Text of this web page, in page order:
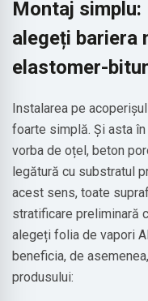
Montaj simplu:
alegeți bariera
elastomer-
Instalarea pe
foarte simplă. Și asta
vorba de oțel, beton
legătură cu substratul
acest sens, toate
stratificare preliminară
alegeți folia de vapori
beneficia, de
produsului: